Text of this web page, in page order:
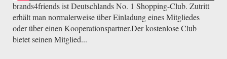
brands4friends ist Deutschlands No. 1 Shopping-Club. Zutritt
erhält man normalerweise über Einladung eines Mitgliedes
oder über einen Kooperationspartner.Der kostenlose Club
bietet seinen Mitglied...